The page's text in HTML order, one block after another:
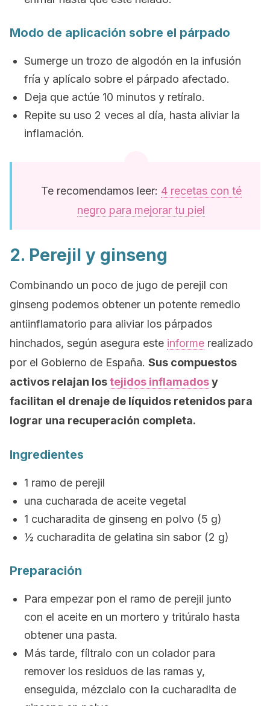
Modo de aplicación sobre el párpado
Sumerge un trozo de algodón en la infusión
fría y aplícalo sobre el párpado afectado.
Deja que actúe 10 minutos y retíralo.
Repite su uso 2 veces al día, hasta aliviar la
inflamación.
Te recomendamos leer: 4 recetas con té
negro para mejorar tu piel
2. Perejil y ginseng
Combinando un poco de jugo de perejil con
ginseng podemos obtener un potente remedio
antiinflamatorio para aliviar los párpados
hinchados, según asegura este informe realizado
por el Gobierno de España. Sus compuestos
activos relajan lostejidos inflamadosy
facilitan el drenaje de líquidos retenidos para
lograr una recuperación completa.
Ingredientes
1 ramo de perejil
una cucharada de aceite vegetal
1 cucharadita de ginseng en polvo (5 g)
½ cucharadita de gelatina sin sabor (2 g)
Preparación
Para empezar pon el ramo de perejil junto
con el aceite en un mortero y tritúralo hasta
obtener una pasta.
Más tarde, fíltralo con un colador para
remover los residuos de las ramas y,
enseguida, mézclalo con la cucharadita de